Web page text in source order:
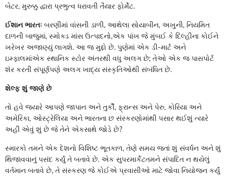
બેટર, મુરુક્કુ દ્વારા પ્રભુત્વ ધરાવતી તૈયાર ફોર્મેટ.
ઈશાન ભારતઃ બરણીમાં વાંસની ડાળી, આથેલા સોયાબીન, અખુની, નિયમિત
દાળની બાજુમાં, સ્મોક્ડ માંસ ઉત્પાદનો,એક પાંખ જે મુંબઈ કે દિલ્હીના કોઈને
ખરેખર અજાણ્યું લાગશે. આ જ મુદ્દો છે. પુણેમાં એક ડી-માર્ટ અને
ઇમ્ફાલમાંએક સ્થાનિક સ્ટોર અંતરથી વધુ અલગ છે; તેઓ એક જ પાસપોર્ટ
શૅર કરતી સંપૂર્ણપણે અલગ ખાદ્ય સંસ્કૃતિઓથી સંબંધિત છે.
શેલ્ફ શું જાણે છે
તો હવે જ્યારે આપણે જાપાન અને તુર્કી, ફ્રાન્સ અને પેરુ, કોરિયા અને
અમેરિકા, ઓસ્ટ્રેલિયા અને ભારતના છ સંસ્કરણોમાંથી પસાર થઈશું ત્યારે
અહીં એવું શું છે જે તેને એકસાથે જોડે છે?
સ્મારકો તમને એક દેશનો વિશિષ્ટ ભૂતકાળ, તેણે સમય જતાં શું સંવર્ધન અને શું
થિજાવવાનું પસંદ કર્યું તે બતાવે છે. એક સુપરમાર્કેટતમને સંપાદિત ન થયેલું
વર્તમાન બતાવે છે, તે સંસ્કરણ જે કોઈએ પ્રવાસીઓ માટે જોવા નિયોજન કર્યું